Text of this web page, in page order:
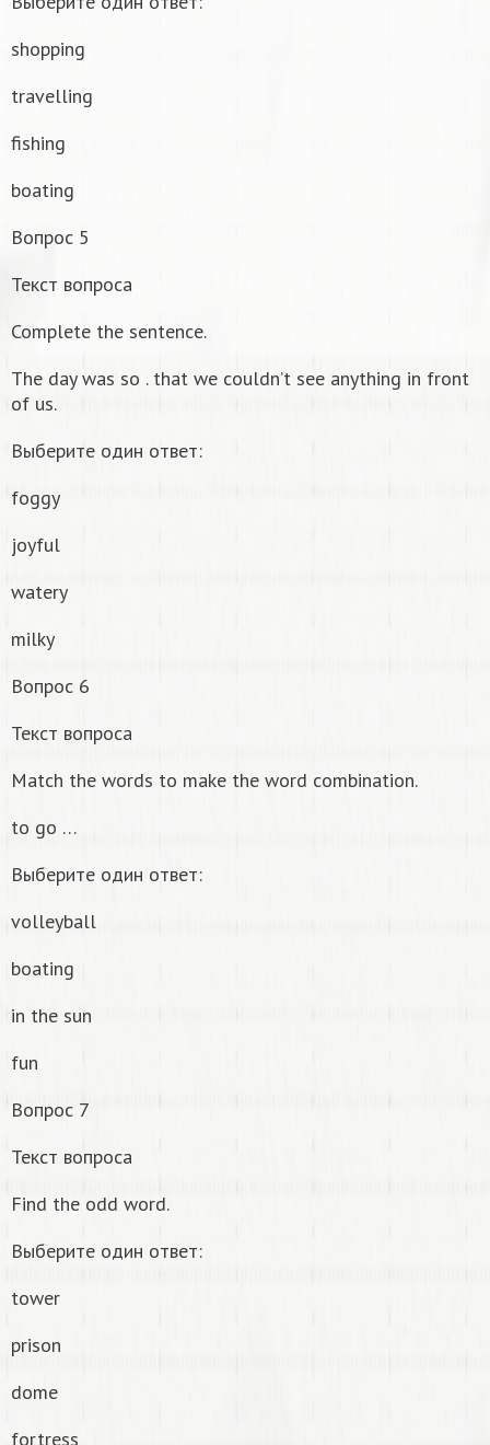
shopping
travelling
fishing
boating
Вопрос 5
Текст вопроса
Complete the sentence.
The day was so . that we couldn’t see anything in front
of us.
Выберите один ответ:
foggy
joyful
watery
milky
Вопрос 6
Текст вопроса
Match the words to make the word combination.
to go …
Выберите один ответ:
volleyball
boating
in the sun
fun
Вопрос 7
Текст вопроса
Find the odd word.
Выберите один ответ:
tower
prison
dome
fortress